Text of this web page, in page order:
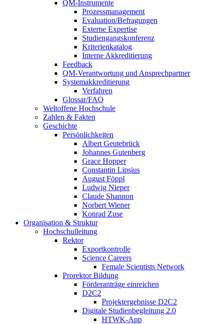
QM-Instrumente
Prozessmanagement
Evaluation/Befragungen
Externe Expertise
Studiengangskonferenz
Kriterienkatalog
Interne Akkreditierung
Feedback
QM-Verantwortung und Ansprechpartner
Systemakkreditierung
Verfahren
Glossar/FAQ
Weltoffene Hochschule
Zahlen & Fakten
Geschichte
Persönlichkeiten
Albert Geutebrück
Johannes Gutenberg
Grace Hopper
Constantin Lipsius
August Föppl
Ludwig Nieper
Claude Shannon
Norbert Wiener
Konrad Zuse
Organisation & Struktur
Hochschulleitung
Rektor
Exportkontrolle
Science Careers
Female Scientists Network
Prorektor Bildung
Förderanträge einreichen
D2C2
Projektergebnisse D2C2
Digitale Studienbegleitung 2.0
HTWK-App